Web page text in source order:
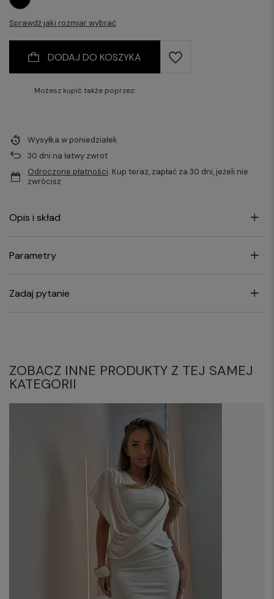
Sprawdź jaki rozmiar wybrać
DODAJ DO KOSZYKA
Możesz kupić także poprzez:
Wysyłka w poniedziałek
30 dni na łatwy zwrot
Odroczone płatności. Kup teraz, zapłać za 30 dni, jeżeli nie
zwrócisz
Opis i skład
Parametry
Zadaj pytanie
ZOBACZ INNE PRODUKTY Z TEJ SAMEJ
KATEGORII